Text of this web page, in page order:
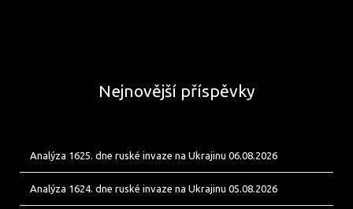
Nejnovější příspěvky
Analýza 1625. dne ruské invaze na Ukrajinu 06.08.2026
Analýza 1624. dne ruské invaze na Ukrajinu 05.08.2026